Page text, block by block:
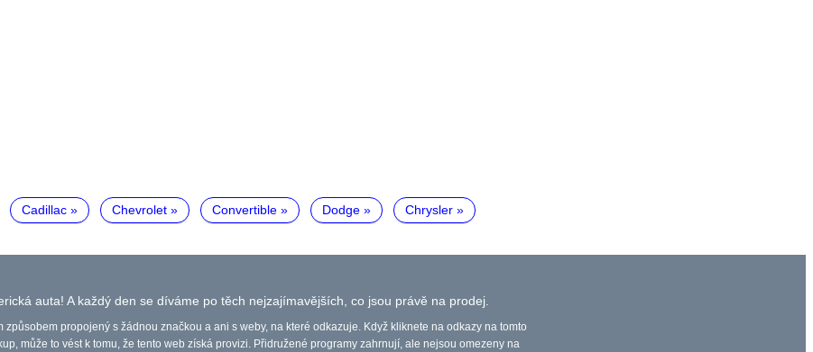
Cadillac Chevrolet Convertible Dodge Chrysler
auta! A každý den se díváme po těch nejzajímavějších, co jsou právě na prodej.
způsobem propojený s žádnou značkou a ani s weby, na které odkazuje. Když kliknete na odkazy na tomto
může to vést k tomu, že tento web získá provizi. Přidružené programy zahrnují, ale nejsou omezeny na